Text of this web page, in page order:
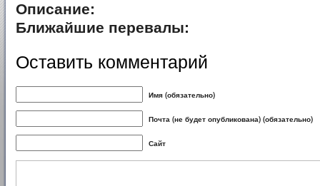
Описание:
Ближайшие перевалы:
Оставить комментарий
Имя (обязательно)
Почта (не будет опубликована) (обязательно)
Сайт